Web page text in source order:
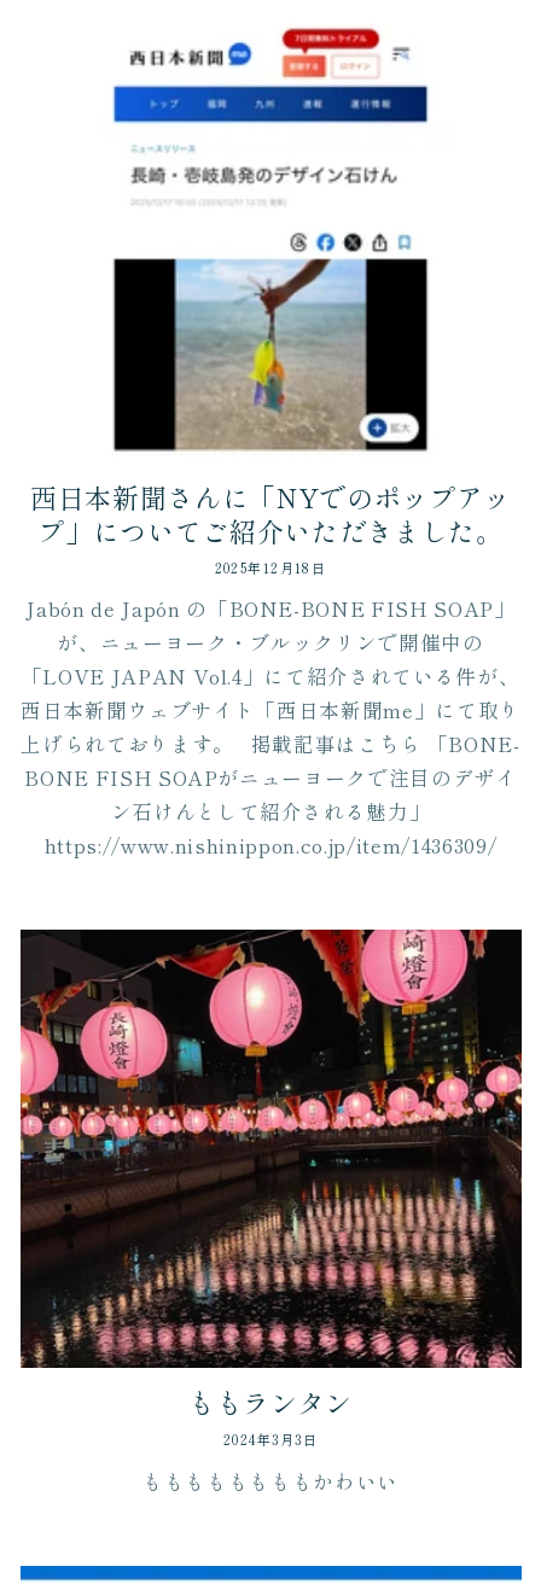
西日本新聞さんに「NYでのポップアッ
プ」についてご紹介いただきました。
2025年12月18日
Jabón de Japón の「BONE-BONE FISH SOAP」
が、ニューヨーク・ブルックリンで開催中の
「LOVE JAPAN Vol.4」にて紹介されている件が、
西日本新聞ウェブサイト「西日本新聞me」にて取り
上げられております。 掲載記事はこちら 「BONE-
BONE FISH SOAPがニューヨークで注目のデザイ
ン石けんとして紹介される魅力」
https://www.nishinippon.co.jp/item/1436309/
ももランタン
2024年3月3日
ももももももももかわいい